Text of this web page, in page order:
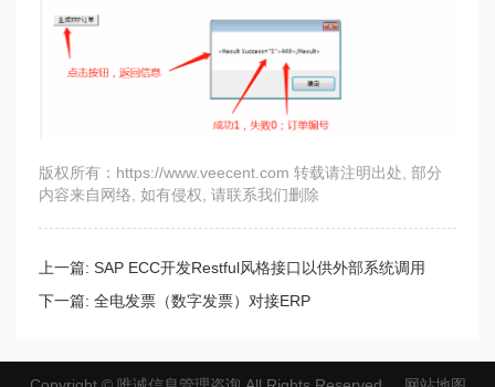
版权所有：https://www.veecent.com 转载请注明出处, 部分
内容来自网络, 如有侵权, 请联系我们删除
上一篇: SAP ECC开发Restful风格接口以供外部系统调用
下一篇: 全电发票（数字发票）对接ERP